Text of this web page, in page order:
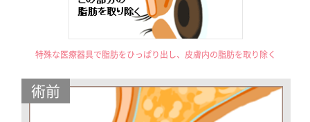
特殊な医療器具で脂肪をひっぱり出し、皮膚内の脂肪を取り除く
術前